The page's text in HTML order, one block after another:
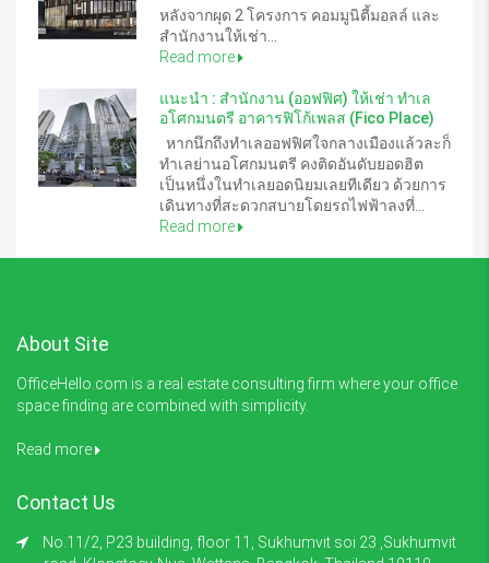
หลังจากผุด 2 โครงการ คอมมูนิตี้มอลล์ และ
สำนักงานให้เช่า...
Read more
แนะนำ : สำนักงาน (ออฟฟิศ) ให้เช่า ทำเล
อโศกมนตรี อาคารฟิโก้เพลส (Fico Place)
หากนึกถึงทำเลออฟฟิศใจกลางเมืองแล้วละก็
ทำเลย่านอโศกมนตรี คงติดอันดับยอดฮิต
เป็นหนึ่งในทำเลยอดนิยมเลยทีเดียว ด้วยการ
เดินทางที่สะดวกสบายโดยรถไฟฟ้าลงที่...
Read more
About Site
OfficeHello.com is a real estate consulting firm where your office
space finding are combined with simplicity.
Read more
Contact Us
No.11/2, P23 building, floor 11, Sukhumvit soi 23 ,Sukhumvit